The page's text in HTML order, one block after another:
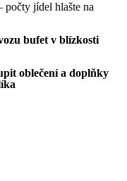
počty jídel hlašte na
bufet v blízkosti
oblečení a doplňky